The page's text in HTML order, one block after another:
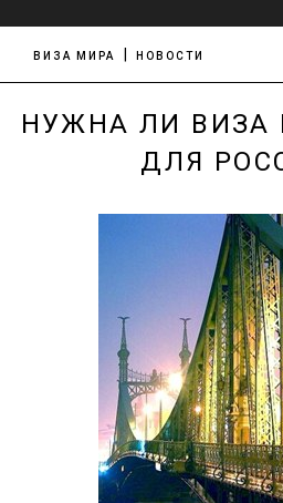
ВИЗА МИРА НОВОСТИ
НУЖНА ЛИ ВИЗА
ДЛЯ